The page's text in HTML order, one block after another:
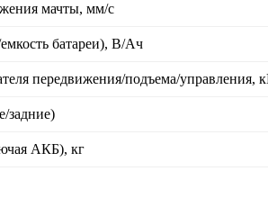
мачты, мм/с
батареи), В/Ач
передвижения/подъема/управления,
задние)
АКБ), кг